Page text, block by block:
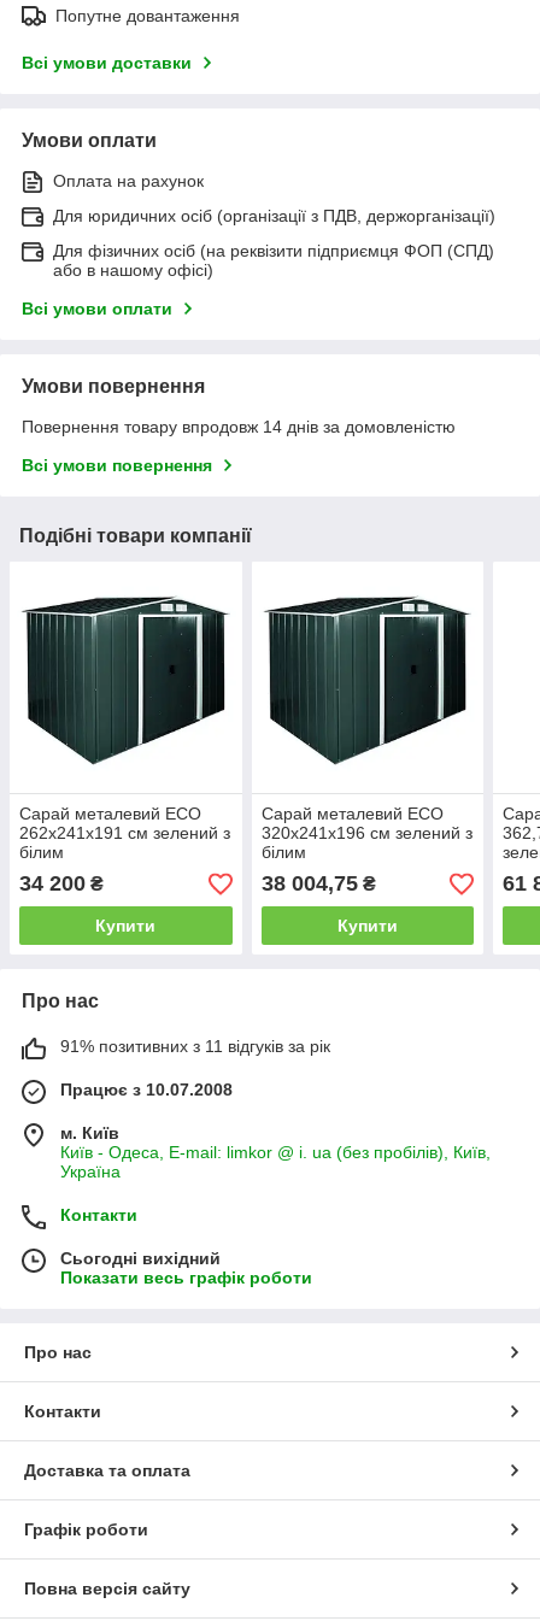
Попутне довантаження
Всі умови доставки
Умови оплати
Оплата на рахунок
Для юридичних осіб (організації з ПДВ, держорганізації)
Для фізичних осіб (на реквізити підприємця ФОП (СПД)
або в нашому офісі)
Всі умови оплати
Умови повернення
Повернення товару впродовж 14 днів за домовленістю
Всі умови повернення
Подібні товари компанії
Сарай металевий ECO
262x241x191 см зелений з
білим
34 200 ₴
Купити
Сарай металевий ECO
320x241x196 см зелений з
білим
38 004,75₴
Купити
61
Про нас
91% позитивних з 11 відгуків за рік
Працює з 10.07.2008
м. Київ
Київ - Одеса, E-mail: limkor @ i. ua (без пробілів), Київ,
Україна
Контакти
Сьогодні вихідний
Показати весь графік роботи
Про нас
Контакти
Доставка та оплата
Графік роботи
Повна версія сайту